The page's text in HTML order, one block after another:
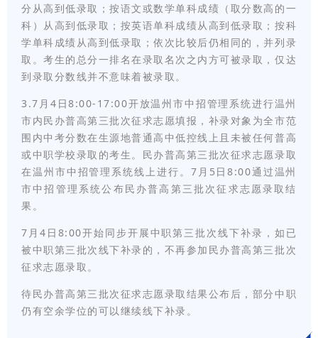
分从高到低录取；按语文或数学单科成绩（取分数高的一
科）从高到低录取；按英语单科成绩从高到低录取；按科
学单科成绩从高到低录取；依次比较后仍相同的，并列录
取。考生的总分一排名在录取名次之内方可被录取，仅达
到录取分数线并不意味着被录取。
3.7月4日8:00-17:00开放温州市中招管理系统进行温州
市内民办普高第三批次征求志愿填报，补录对象为全市范
围内中考分数在生源地普通高中低控线上且未被任何普高
或中职学校录取的考生。民办普高第三批次征求志愿录取
在温州市中招管理系统线上进行。7月5日8:00通过温州
市中招管理系统公布民办普高第三批次征求志愿录取结
果。
7月4日8:00开始同步开展中职第三批次线下补录，如已
被中职第三批次线下补录的，不再参加民办普高第三批次
征求志愿录取。
待民办普高第三批次征求志愿录取结果公布后，部分中职
仍有空余学位的可以继续线下补录。